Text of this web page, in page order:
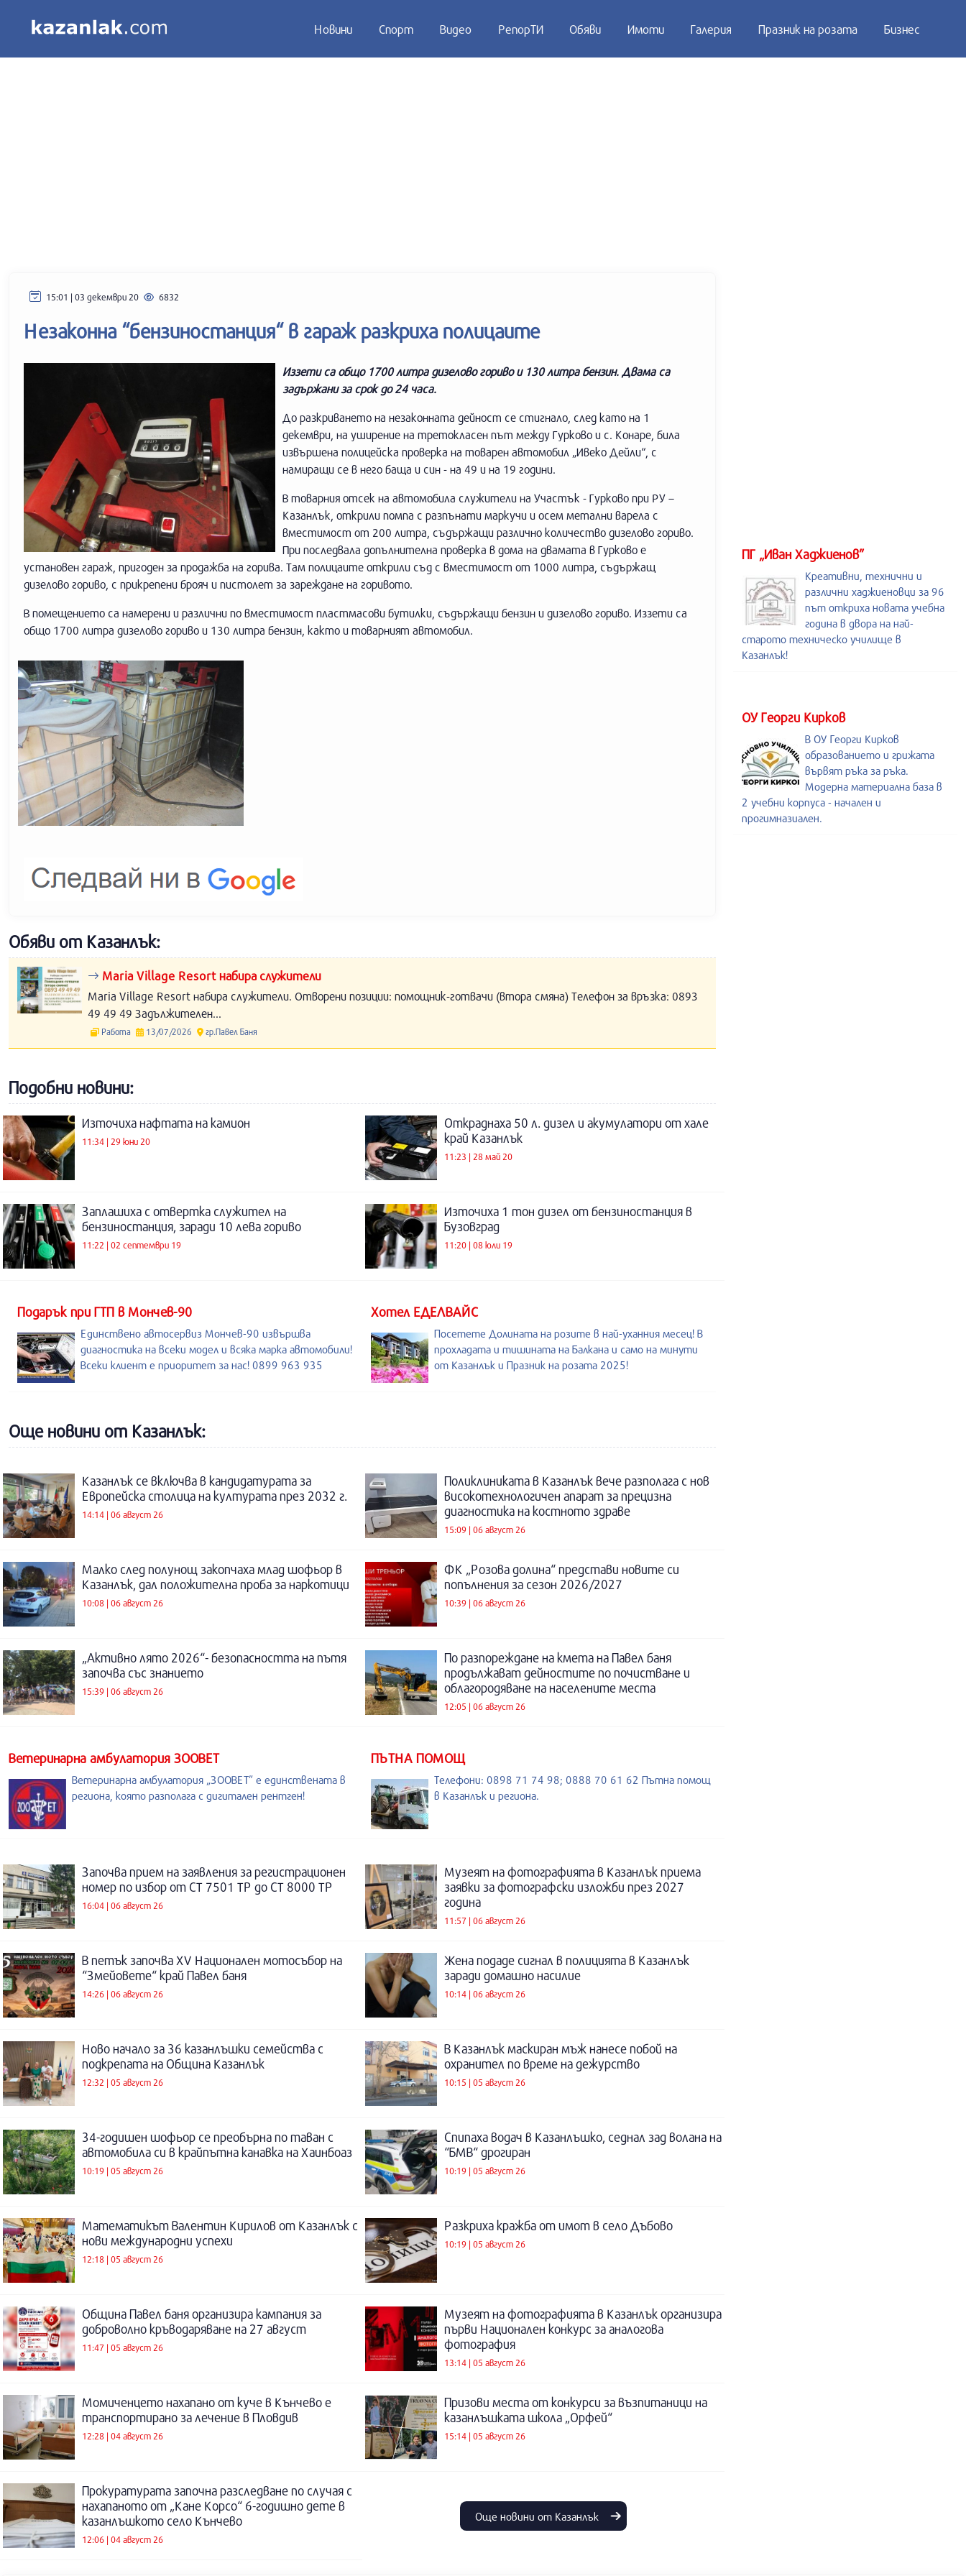
Новини Спорт Видео РепорТИ Обяви Имоти Галерия Празник на розата Бизнес
15:01 | 03 декември 20 6832
Незаконна “бензиностанция“ в гараж разкриха полицаите
Иззети са общо 1700 литра дизелово гориво и 130 литра бензин. Двама са
задържани за срок до 24 часа.
До разкриването на незаконната дейност се стигнало, след като на 1
декември, на уширение на третокласен път между Гурково и с. Конаре, била
извършена полицейска проверка на товарен автомобил „Ивеко Дейли“, с
намиращи се в него баща и син - на 49 и на 19 години.
В товарния отсек на автомобила служители на Участък - Гурково при РУ –
Казанлък, открили помпа с разпънати маркучи и осем метални варела с
вместимост от 200 литра, съдържащи различно количество дизелово гориво.
При последвала допълнителна проверка в дома на двамата в Гурково е
установен гараж, пригоден за продажба на горива. Там полицаите открили съд с вместимост от 1000 литра, съдържащ
дизелово гориво, с прикрепени брояч и пистолет за зареждане на горивото.
В помещението са намерени и различни по вместимост пластмасови бутилки, съдържащи бензин и дизелово гориво. Иззети са
общо 1700 литра дизелово гориво и 130 литра бензин, както и товарният автомобил.
Обяви от Казанлък:
Maria Village Resort набира служители
Maria Village Resort набира служители. Отворени позиции: помощник-готвачи (втора смяна) Телефон за връзка: 0893
49 49 49 Задължителен...
Работа 13/07/2026 гр.Павел Баня
Подобни новини:
Източиха нафтата на камион
11:34 | 29 юни 20
Откраднаха 50 л. дизел и акумулатори от хале
край Казанлък
11:23 | 28 май 20
Заплашиха с отвертка служител на
бензиностанция, заради 10 лева гориво
11:22 | 02 септември 19
Източиха 1 тон дизел от бензиностанция в
Бузовград
11:20 | 08 юли 19
ПГ „Иван Хаджиенов”
Креативни, технични и
различни хаджиеновци за 96
път откриха новата учебна
година в двора на най-
старото техническо училище в
Казанлък!
ОУ Георги Кирков
В ОУ Георги Кирков
образованието и грижата
вървят ръка за ръка.
Модерна материална база в
2 учебни корпуса - начален и
прогимназиален.
Подарък при ГТП в Мончев-90
Единствено автосервиз Мончев-90 извършва
диагностика на всеки модел и всяка марка автомобили!
Всеки клиент е приоритет за нас! 0899 963 935
Хотел ЕДЕЛВАЙС
Посетете Долината на розите в най-уханния месец! В
прохладата и тишината на Балкана и само на минути
от Казанлък и Празник на розата 2025!
Още новини от Казанлък:
Казанлък се включва в кандидатурата за
Европейска столица на културата през 2032 г.
14:14 | 06 август 26
Поликлиниката в Казанлък вече разполага с нов
високотехнологичен апарат за прецизна
диагностика на костното здраве
15:09 | 06 август 26
Малко след полунощ закопчаха млад шофьор в
Казанлък, дал положителна проба за наркотици
10:08 | 06 август 26
ФК „Розова долина“ представи новите си
попълнения за сезон 2026/2027
10:39 | 06 август 26
„Активно лято 2026“- безопасността на пътя
започва със знанието
15:39 | 06 август 26
По разпореждане на кмета на Павел баня
продължават дейностите по почистване и
облагородяване на населените места
12:05 | 06 август 26
Ветеринарна амбулатория ЗООВЕТ
Ветеринарна амбулатория „ЗООВЕТ” е единствената в
региона, която разполага с дигитален рентген!
ПЪТНА ПОМОЩ
Телефони: 0898 71 74 98; 0888 70 61 62 Пътна помощ
в Казанлък и региона.
Започва прием на заявления за регистрационен
номер по избор от СТ 7501 ТР до СТ 8000 ТР
16:04 | 06 август 26
Музеят на фотографията в Казанлък приема
заявки за фотографски изложби през 2027
година
11:57 | 06 август 26
В петък започва XV Национален мотосъбор на
“Змейовете“ край Павел баня
14:26 | 06 август 26
Жена подаде сигнал в полицията в Казанлък
заради домашно насилие
10:14 | 06 август 26
Ново начало за 36 казанлъшки семейства с
подкрепата на Община Казанлък
12:32 | 05 август 26
В Казанлък маскиран мъж нанесе побой на
охранител по време на дежурство
10:15 | 05 август 26
34-годишен шофьор се преобърна по таван с
автомобила си в крайпътна канавка на Хаинбоаз
10:19 | 05 август 26
Спипаха водач в Казанлъшко, седнал зад волана на
“БМВ“ дрогиран
10:19 | 05 август 26
Математикът Валентин Кирилов от Казанлък с
нови международни успехи
12:18 | 05 август 26
Разкриха кражба от имот в село Дъбово
10:19 | 05 август 26
Община Павел баня организира кампания за
доброволно кръводаряване на 27 август
11:47 | 05 август 26
Музеят на фотографията в Казанлък организира
първи Национален конкурс за аналогова
фотография
13:14 | 05 август 26
Момиченцето нахапано от куче в Кънчево е
транспортирано за лечение в Пловдив
12:28 | 04 август 26
Призови места от конкурси за възпитаници на
казанлъшката школа „Орфей“
15:14 | 05 август 26
Прокуратурата започна разследване по случая с
нахапаното от „Кане Корсо“ 6-годишно дете в
казанлъшкото село Кънчево
12:06 | 04 август 26
Още новини от Казанлък